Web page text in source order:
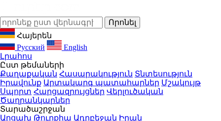
Հայերեն
Русский
English
Լրահոս
Ըստ թեմաների
Քաղաքական Հասարակություն Տնտեսություն
Իրավունք Արտակարգ պատահարներ Մշակույթ
Սպորտ Հարցազրույցներ Վերլուծական
Ծաղրանկարներ
Տարածաշրջան
Արցախ Թուրքիա Ադրբեջան Իրան